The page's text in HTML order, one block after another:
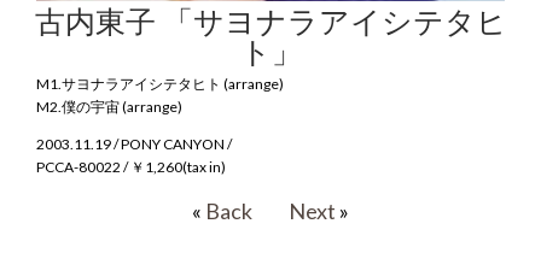
古内東子 「サヨナラアイシテタヒ
ト」
M1.サヨナラアイシテタヒト (arrange)
M2.僕の宇宙 (arrange)
2003.11.19 / PONY CANYON /
PCCA-80022 / ￥1,260(tax in)
« Back Next »